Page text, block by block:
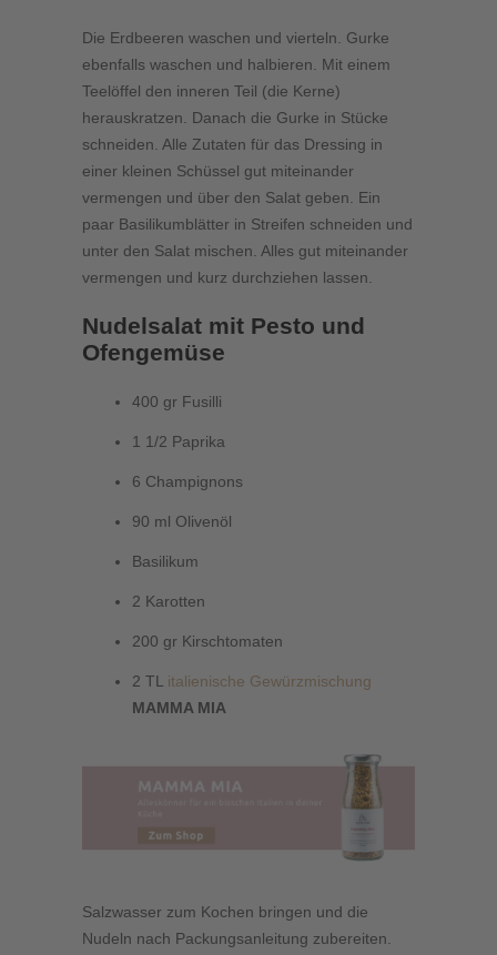
Die Erdbeeren waschen und vierteln. Gurke
ebenfalls waschen und halbieren. Mit einem
Teelöffel den inneren Teil (die Kerne)
herauskratzen. Danach die Gurke in Stücke
schneiden. Alle Zutaten für das Dressing in
einer kleinen Schüssel gut miteinander
vermengen und über den Salat geben. Ein
paar Basilikumblätter in Streifen schneiden und
unter den Salat mischen. Alles gut miteinander
vermengen und kurz durchziehen lassen.
Nudelsalat mit Pesto und
Ofengemüse
400 gr Fusilli
1 1/2 Paprika
6 Champignons
90 ml Olivenöl
Basilikum
2 Karotten
200 gr Kirschtomaten
2 TL italienische Gewürzmischung
MAMMA MIA
Salzwasser zum Kochen bringen und die
Nudeln nach Packungsanleitung zubereiten.